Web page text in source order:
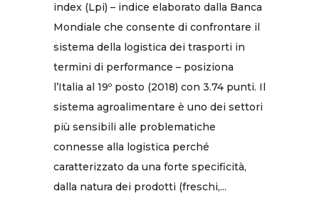
index (Lpi) – indice elaborato dalla Banca
Mondiale che consente di confrontare il
sistema della logistica dei trasporti in
termini di performance – posiziona
l’Italia al 19º posto (2018) con 3.74 punti. Il
sistema agroalimentare è uno dei settori
più sensibili alle problematiche
connesse alla logistica perché
caratterizzato da una forte specificità,
dalla natura dei prodotti (freschi,...